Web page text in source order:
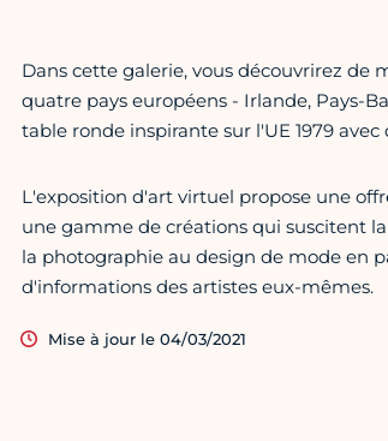
Dans cette galerie, vous découvrirez de
quatre pays européens - Irlande, Pays-
table ronde inspirante sur l'UE 1979
L'exposition d'art virtuel propose une
une gamme de créations qui suscitent
la photographie au design de mode en
d'informations des artistes eux-mêmes.
Mise à jour le 04/03/2021